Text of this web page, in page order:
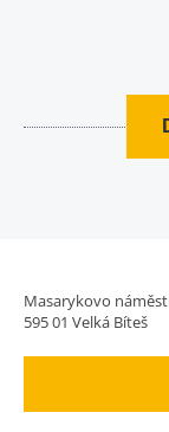
Masarykovo
595 01 Velká Bíteš